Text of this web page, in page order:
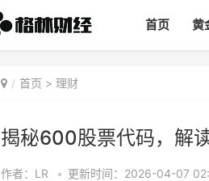
首页 黄
首页 > 理财
揭秘600股票代码，解
作者：LR • 更新时间：2026-04-07